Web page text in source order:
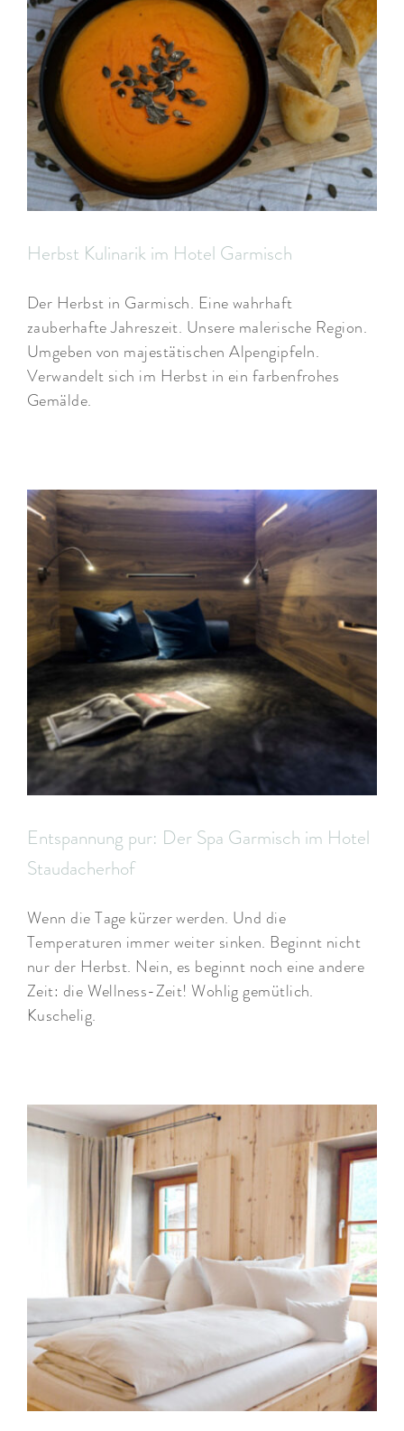
Herbst Kulinarik im Hotel Garmisch
Der Herbst in Garmisch. Eine wahrhaft
zauberhafte Jahreszeit. Unsere malerische Region.
Umgeben von majestätischen Alpengipfeln.
Verwandelt sich im Herbst in ein farbenfrohes
Gemälde.
Entspannung pur: Der Spa Garmisch im Hotel
Staudacherhof
Wenn die Tage kürzer werden. Und die
Temperaturen immer weiter sinken. Beginnt nicht
nur der Herbst. Nein, es beginnt noch eine andere
Zeit: die Wellness-Zeit! Wohlig gemütlich.
Kuschelig.